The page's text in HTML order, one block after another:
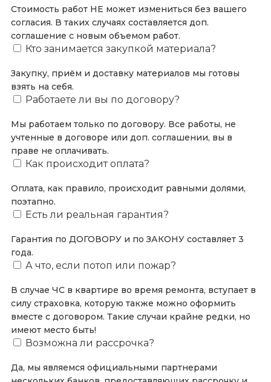
Стоимость работ НЕ может измениться без вашего
согласия. В таких случаях составляется доп.
соглашение с новым объемом работ.
Кто занимается закупкой материала?
Закупку, приём и доставку материалов мы готовы
взять на себя.
Работаете ли вы по договору?
Мы работаем только по договору. Все работы, не
учтенные в договоре или доп. соглашении, вы в
праве не оплачивать.
Как происходит оплата?
Оплата, как правило, происходит равными долями,
поэтапно.
Есть ли реальная гарантия?
Гарантия по ДОГОВОРУ и по ЗАКОНУ составляет 3
года.
А что, если потоп или пожар?
В случае ЧС в квартире во время ремонта, вступает в
силу страховка, которую также можно оформить
вместе с договором. Такие случаи крайне редки, но
имеют место быть!
Возможна ли рассрочка?
Да, мы являемся официальными партнерами